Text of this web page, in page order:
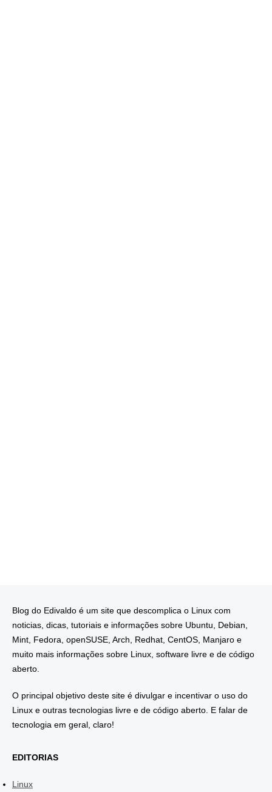
Blog do Edivaldo é um site que descomplica o Linux com
noticias, dicas, tutoriais e informações sobre Ubuntu, Debian,
Mint, Fedora, openSUSE, Arch, Redhat, CentOS, Manjaro e
muito mais informações sobre Linux, software livre e de código
aberto.
O principal objetivo deste site é divulgar e incentivar o uso do
Linux e outras tecnologias livre e de código aberto. E falar de
tecnologia em geral, claro!
EDITORIAS
Linux